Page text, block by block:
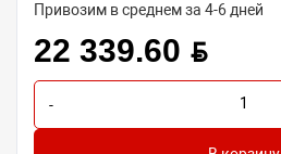
Привозим в среднем за 4-6 дней
22 339.60 BYN
-